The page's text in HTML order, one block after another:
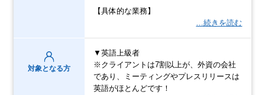
【具体的な業務】
…続きを読む
対象となる方
▼英語上級者
※クライアントは7割以上が、外資の会社
であり、ミーティングやプレスリリースは
英語がほとんどです！